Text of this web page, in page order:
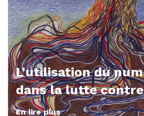
L’utilisation du
dans la lutte contre
En lire plus